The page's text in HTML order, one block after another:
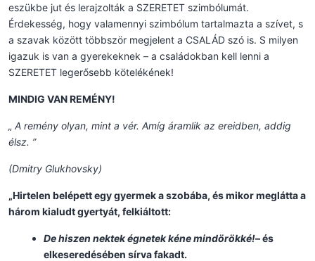
eszükbe jut és lerajzolták a SZERETET szimbólumát.
Érdekesség, hogy valamennyi szimbólum tartalmazta a szívet, s
a szavak között többször megjelent a CSALÁD szó is. S milyen
igazuk is van a gyerekeknek – a családokban kell lenni a
SZERETET legerősebb kötelékének!
MINDIG VAN REMÉNY!
„ A remény olyan, mint a vér. Amíg áramlik az ereidben, addig
élsz. ”
(Dmitry Glukhovsky)
„Hirtelen belépett egy gyermek a szobába, és mikor meglátta a
három kialudt gyertyát, felkiáltott:
De hiszen nektek égnetek kéne mindörökké!– és
elkeseredésében sírva fakadt.